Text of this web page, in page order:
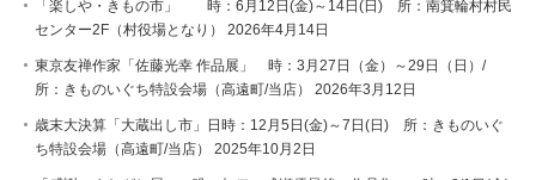
「楽しや・きもの市」 時：6月12日(金)～14日(日) 所：南箕輪村村民
センター2F（村役場となり）
2026年4月14日
東京友禅作家「佐藤光幸 作品展」 時：3月27日（金）～29日（日）/
所：きものいぐち特設会場（高遠町/当店）
2026年3月12日
歳末大決算「大蔵出し市」日時：12月5日(金)～7日(日) 所：きものいぐ
ち特設会場（高遠町/当店）
2025年10月2日